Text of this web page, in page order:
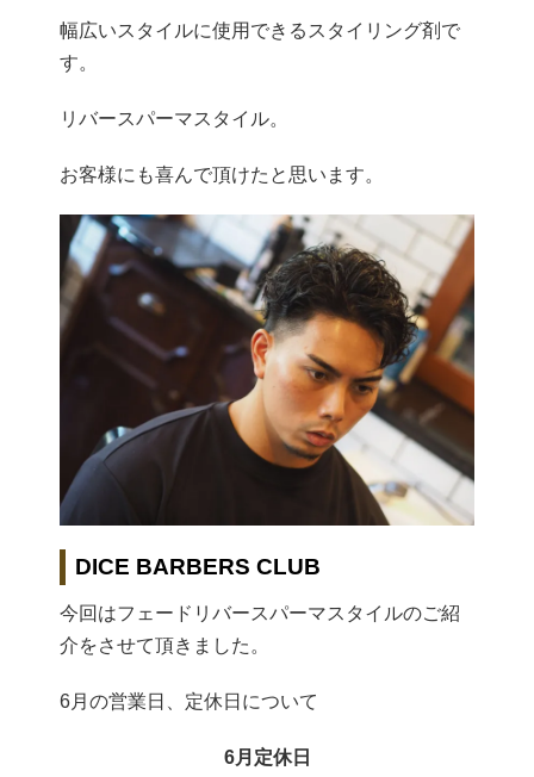
幅広いスタイルに使用できるスタイリング剤で
す。
リバースパーマスタイル。
お客様にも喜んで頂けたと思います。
DICE BARBERS CLUB
今回はフェードリバースパーマスタイルのご紹
介をさせて頂きました。
6月の営業日、定休日について
6月定休日